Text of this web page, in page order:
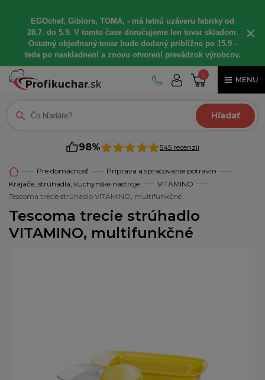
EGOchef, Giblors, TOMA, - má letnú uzáveru fabriky od
28.7. do 5.9. V tomto čase doručujeme len tovar skladom.
Ostatný objednaný tovar bude dodaný približne po 15.9 -
teda po naskladnení a znovu otvorení prevádzok výrobcov.
×
0
MENU
Hľadať
98% 545 recenzií
Pre domácnosť
Príprava a spracovanie potravín
Krájače, strúhadlá, kuchynské nástroje
VITAMINO
Tescoma trecie strúhadlo VITAMINO, multifunkčné
Tescoma trecie strúhadlo
VITAMINO, multifunkčné